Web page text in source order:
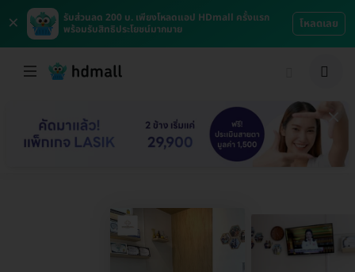
×
รับส่วนลด 200 บ. เพียงโหลดแอป HDmall ครั้งแรก
พร้อมรับสิทธิประโยชน์มากมาย
โหลดเลย